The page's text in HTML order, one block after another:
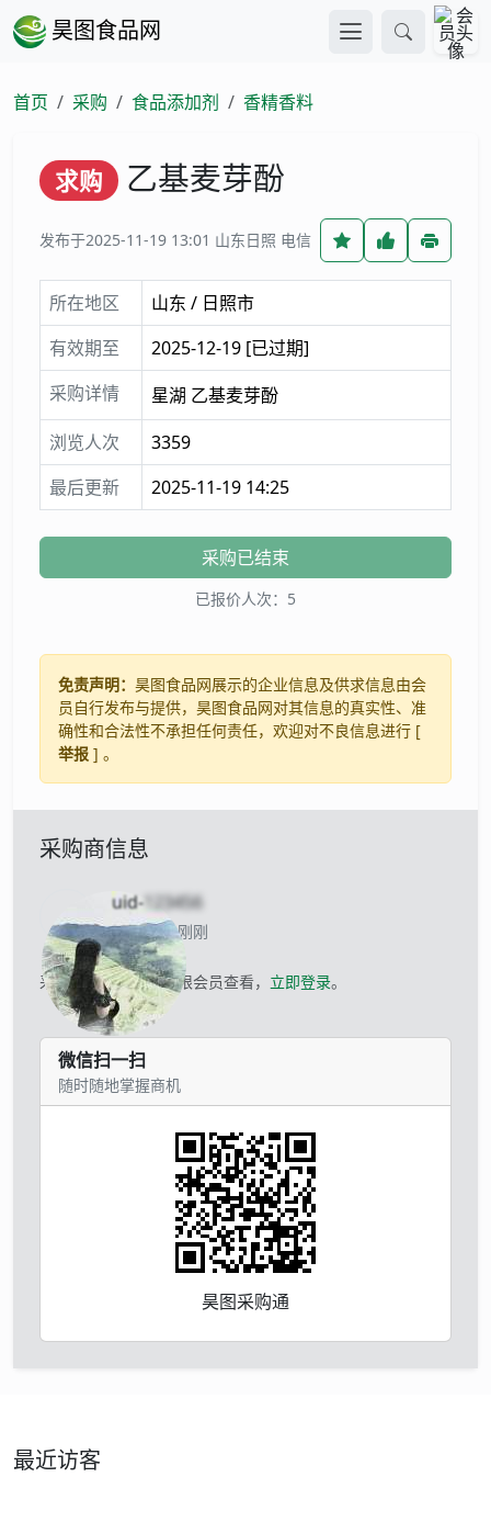
昊图食品网
首页 采购 食品添加剂 香精香料
求购 乙基麦芽酚
发布于2025-11-19 13:01 山东日照 电信
所在地区
山东 / 日照市
有效期至
2025-12-19 [已过期]
采购详情
星湖 乙基麦芽酚
浏览人次
3359
最后更新
2025-11-19 14:25
采购已结束
已报价人次：5
免责声明： 昊图食品网展示的企业信息及供求信息由会
员自行发布与提供，昊图食品网对其信息的真实性、准
确性和合法性不承担任何责任，欢迎对不良信息进行 [
举报 ] 。
采购商信息
uid-123456
当前离线 刚刚
采购商的联系方式仅限会员查看， 立即登录。
微信扫一扫
随时随地掌握商机
昊图采购通
最近访客